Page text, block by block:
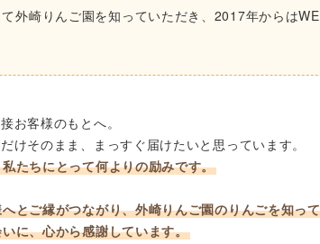
外崎りんご園を知っていただき、2017年からは
お客様のもとへ。
けそのまま、まっすぐ届けたいと思っています。
たちにとって何よりの励みです。
とご縁がつながり、外崎りんご園のりんごを知っ
に、心から感謝しています。